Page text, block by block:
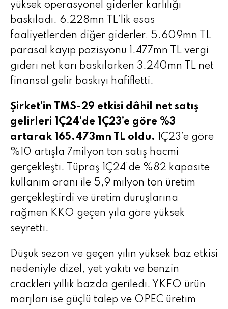
yüksek operasyonel giderler karlılığı
baskıladı. 6.228mn TL’lik esas
faaliyetlerden diğer giderler, 5.609mn TL
parasal kayıp pozisyonu 1.477mn TL vergi
gideri net karı baskılarken 3.240mn TL net
finansal gelir baskıyı hafifletti.
Şirket’in TMS-29 etkisi dâhil net satış
gelirleri 1Ç24’de 1Ç23’e göre %3
artarak 165.473mn TL oldu. 1Ç23’e göre
%10 artışla 7milyon ton satış hacmi
gerçekleşti. Tüpraş 1Ç24’de %82 kapasite
kullanım oranı ile 5,9 milyon ton üretim
gerçekleştirdi ve üretim duruşlarına
rağmen KKO geçen yıla göre yüksek
seyretti.
Düşük sezon ve geçen yılın yüksek baz etkisi
nedeniyle dizel, yet yakıtı ve benzin
crackleri yıllık bazda geriledi. YKFO ürün
marjları ise güçlü talep ve OPEC üretim